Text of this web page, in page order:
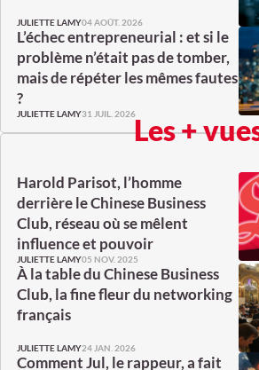
JULIETTE LAMY04 AOÛT. 2026
L’échec entrepreneurial : et si le
problème n’était pas de tomber,
mais de répéter les mêmes fautes
?
JULIETTE LAMY31 JUIL. 2026Les +
Harold Parisot, l’homme
derrière le Chinese Business
Club, réseau où se mêlent
influence et pouvoir
JULIETTE LAMY05 NOV. 2025
À la table du Chinese Business
Club, la fine fleur du networking
français
JULIETTE LAMY24 JAN. 2026
Comment Jul, le rappeur, a fait